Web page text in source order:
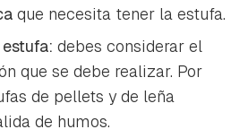
que necesita tener la estufa.
debes considerar el
que se debe realizar. Por
de pellets y de leña
de humos.